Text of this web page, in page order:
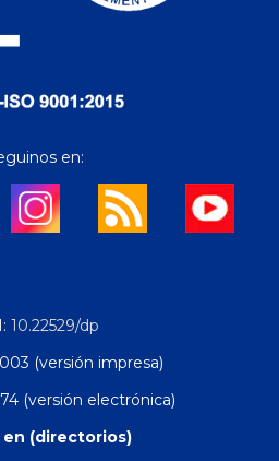
en:
10.22529/dp
(versión impresa)
(versión electrónica)
en (directorios)